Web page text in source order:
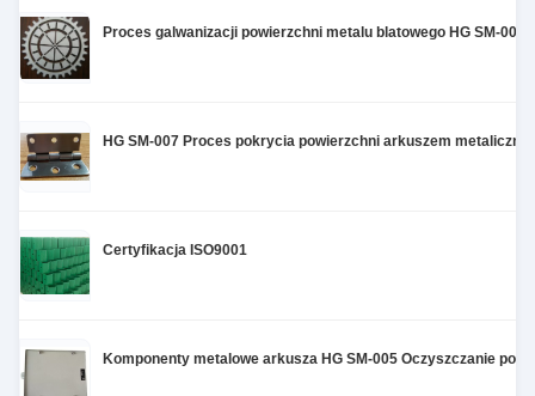
Proces galwanizacji powierzchni metalu blatowego HG SM-009
HG SM-007 Proces pokrycia powierzchni arkuszem
Certyfikacja ISO9001
Komponenty metalowe arkusza HG SM-005 Oczyszczanie